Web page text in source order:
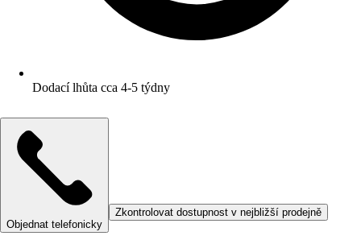
Dodací lhůta cca 4-5 týdny
Objednat telefonicky
Zkontrolovat dostupnost v nejbližší prodejně